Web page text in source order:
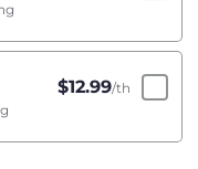
$12.99/th